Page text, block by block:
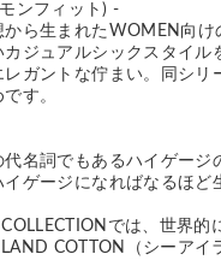
ンフィット) -
から生まれたWOMEN向
ジュアルシックスタイル
ガントな佇まい。同シリ
す。
名詞でもあるハイゲージ
ゲージになればなるほど
では、世界的
COTTON（シーア